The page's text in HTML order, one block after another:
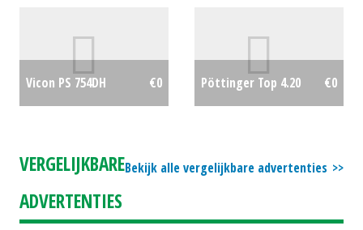
Vicon PS 754DH €0 Pöttinger Top 4.20 €0
Bekijk alle vergelijkbare advertenties
VERGELIJKBARE
ADVERTENTIES